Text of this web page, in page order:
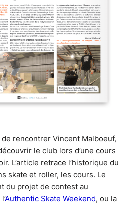
de rencontrer Vincent Malboeuf,
le club lors d’une cours
L’article retrace l’historique du
skate et roller, les cours. Le
du projet de contest au
Authentic Skate Weekend, ou la